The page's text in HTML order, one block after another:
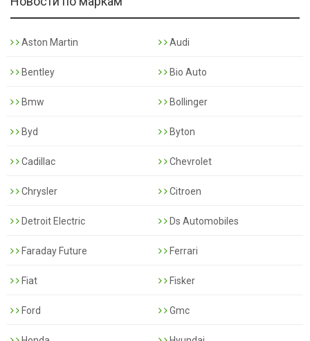
Aston Martin Audi
Bentley Bio Auto
Bmw Bollinger
Byd Byton
Cadillac Chevrolet
Chrysler Citroen
Detroit Electric Ds Automobiles
Faraday Future Ferrari
Fiat Fisker
Ford Gmc